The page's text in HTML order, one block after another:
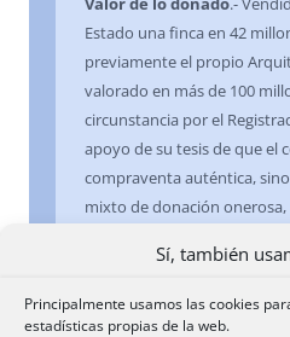
Sí, también
Principalmente usamos las cookies
estadísticas propias de la web.
Estado una finca en 42
previamente el propio
valorado en más de 100
circunstancia por el
apoyo de su tesis de que el
compraventa auténtica,
mixto de donación onerosa,
importancia de este dato en
calificación, que resaltaba
representantes del